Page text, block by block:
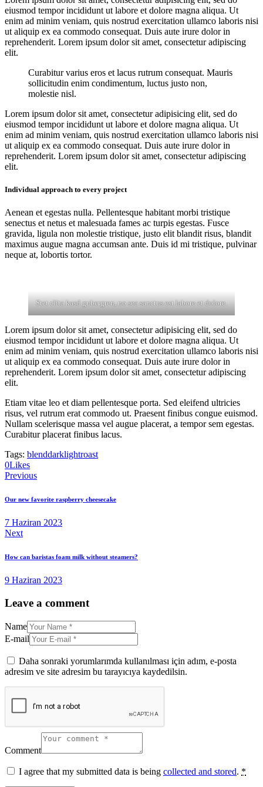
eiusmod tempor incididunt ut labore et dolore magna aliqua. Ut
enim ad minim veniam, quis nostrud exercitation ullamco laboris nisi
ut aliquip ex ea commodo consequat. Duis aute irure dolor in
reprehenderit. Lorem ipsum dolor sit amet, consectetur adipiscing
elit.
Curabitur varius eros et lacus rutrum consequat. Mauris
sollicitudin enim condimentum, luctus justo non,
molestie nisl.
Lorem ipsum dolor sit amet, consectetur adipisicing elit, sed do
eiusmod tempor incididunt ut labore et dolore magna aliqua. Ut
enim ad minim veniam, quis nostrud exercitation ullamco laboris nisi
ut aliquip ex ea commodo consequat. Duis aute irure dolor in
reprehenderit. Lorem ipsum dolor sit amet, consectetur adipiscing
elit.
Individual approach to every project
Aenean et egestas nulla. Pellentesque habitant morbi tristique
senectus et netus et malesuada fames ac turpis egestas. Fusce
gravida, ligula non molestie tristique, justo elit blandit risus, blandit
maximus augue magna accumsan ante. Duis id mi tristique, pulvinar
neque at, lobortis tortor.
Stet clita kasd gubergren, no sea sanctus est labore et dolore.
Lorem ipsum dolor sit amet, consectetur adipisicing elit, sed do
eiusmod tempor incididunt ut labore et dolore magna aliqua. Ut
enim ad minim veniam, quis nostrud exercitation ullamco laboris nisi
ut aliquip ex ea commodo consequat. Duis aute irure dolor in
reprehenderit. Lorem ipsum dolor sit amet, consectetur adipiscing
elit.
Etiam vitae leo et diam pellentesque porta. Sed eleifend ultricies
risus, vel rutrum erat commodo ut. Praesent finibus congue euismod.
Nullam scelerisque massa vel augue placerat, a tempor sem egestas.
Curabitur placerat finibus lacus.
Tags: blenddarklightroast
0Likes
Yazı
gezinmesi
Previous
Our new favorite raspberry cheesecake
7 Haziran 2023
Next
How can baristas foam milk without steamers?
9 Haziran 2023
Leave a comment
Name
E-mail
Daha sonraki yorumlarımda kullanılması için adım, e-posta
adresim ve site adresim bu tarayıcıya kaydedilsin.
Comment
I agree that my submitted data is being collected and stored. *